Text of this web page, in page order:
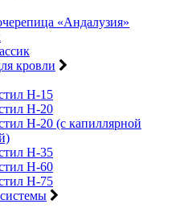
«Андалузия»
кровли
Н-15
Н-20
Н-20 (с капиллярной
Н-35
Н-60
Н-75